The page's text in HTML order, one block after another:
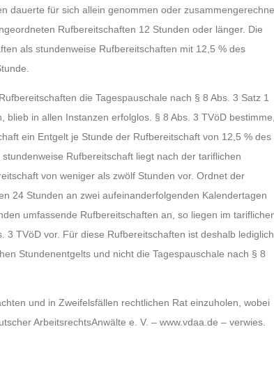
dauerte für sich allein genommen oder
Rufbe­reitschaften 12 Stunden oder länger. Die
als stundenweise Rufbereitschaften mit 12,5 % des
die Tagespauschale nach § 8 Abs. 3 Satz 1
in allen Instanzen erfolglos. § 8 Abs. 3 TVöD bestimme,
ein Entgelt je Stunde der Rufbereitschaft von 12,5 % des
Rufbereitschaft liegt nach der tariflichen
von weniger als zwölf Stunden vor. Ordnet der
24 Stunden an zwei aufeinanderfolgenden Kalendertagen
umfassende Rufbereitschaften an, so liegen im
3 TVöD vor. Für diese Rufbereitschaften ist deshalb lediglich
Stundenentgelts und nicht die Tagespauschale nach § 8
und in Zweifelsfällen rechtlichen Rat einzuholen, wobei
ArbeitsrechtsAnwälte e. V. – www.vdaa.de – verwies.